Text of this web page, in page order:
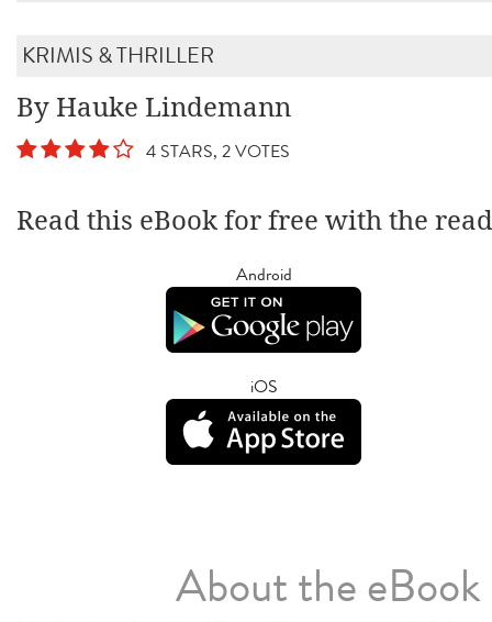
KRIMIS & THRILLER
By Hauke Lindemann
4 STARS, 2 VOTES
Read this eBook for free with the
Android
iOS
About the eBook